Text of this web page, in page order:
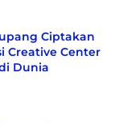
Ciptakan
Creative Center
Dunia